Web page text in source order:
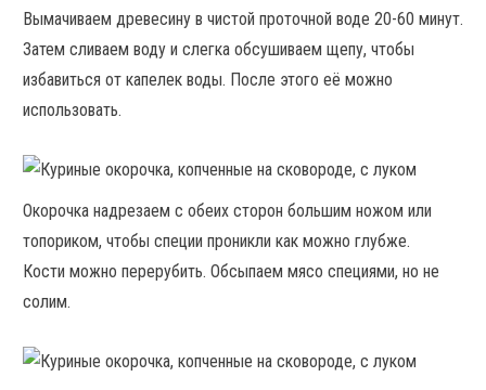
Вымачиваем древесину в чистой проточной воде 20-60 минут.
Затем сливаем воду и слегка обсушиваем щепу, чтобы
избавиться от капелек воды. После этого её можно
использовать.
Окорочка надрезаем с обеих сторон большим ножом или
топориком, чтобы специи проникли как можно глубже.
Кости можно перерубить. Обсыпаем мясо специями, но не
солим.